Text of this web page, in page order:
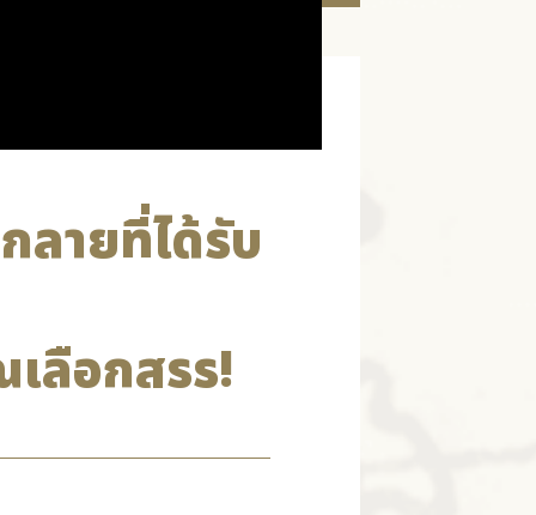
ลายที่ได้รับ
ลือกสรร!